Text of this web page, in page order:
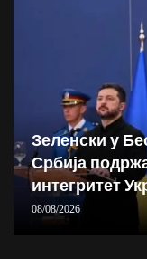
Зеленски у
Србија
интегритет
08/08/2026